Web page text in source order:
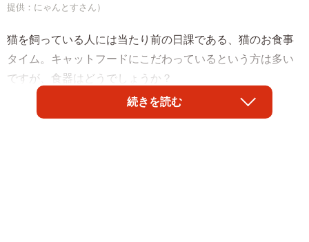
提供：にゃんとすさん）
猫を飼っている人には当たり前の日課である、猫のお食事
タイム。キャットフードにこだわっているという方は多い
ですが、食器はどうでしょうか？
「言われてみれば当たり前のことなのですが、食器を食べ
続きを読む